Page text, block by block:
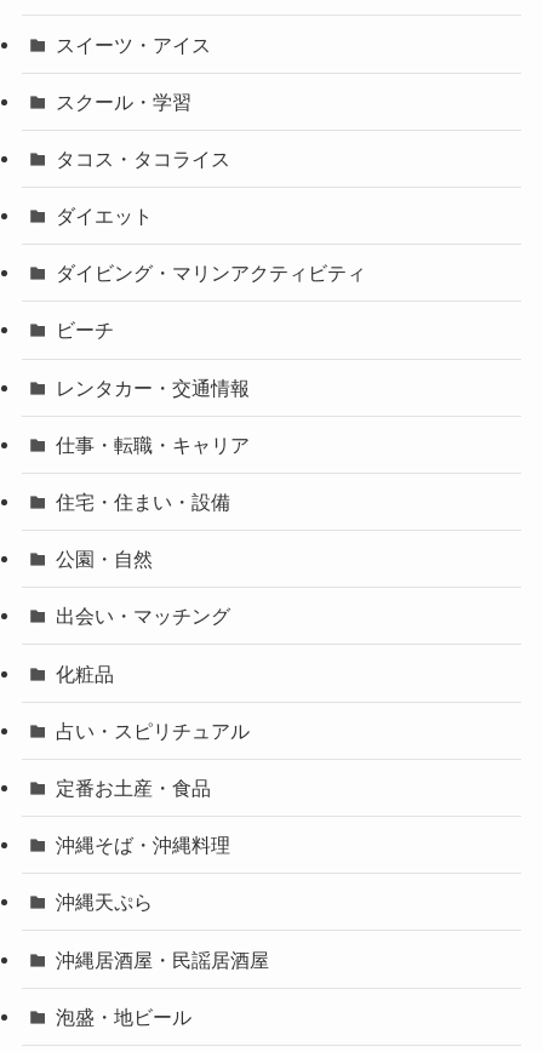
スイーツ・アイス
スクール・学習
タコス・タコライス
ダイエット
ダイビング・マリンアクティビティ
ビーチ
レンタカー・交通情報
仕事・転職・キャリア
住宅・住まい・設備
公園・自然
出会い・マッチング
化粧品
占い・スピリチュアル
定番お土産・食品
沖縄そば・沖縄料理
沖縄天ぷら
沖縄居酒屋・民謡居酒屋
泡盛・地ビール